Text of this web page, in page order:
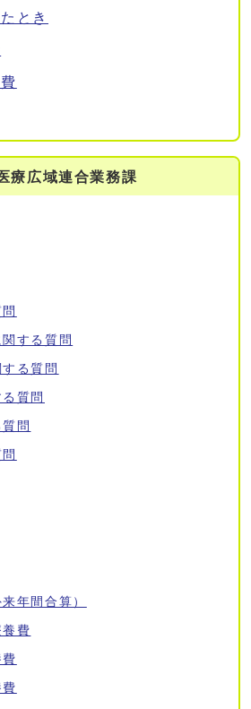
とき
療広域連合業務課
する質問
る質問
質問
問
年間合算）
費